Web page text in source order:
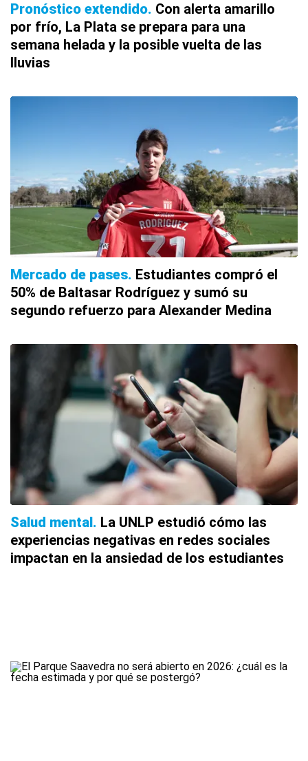
Pronóstico extendido Con alerta amarillo
por frío, La Plata se prepara para una
semana helada y la posible vuelta de las
lluvias
Mercado de pases Estudiantes compró el
50% de Baltasar Rodríguez y sumó su
segundo refuerzo para Alexander Medina
Salud mental La UNLP estudió cómo las
experiencias negativas en redes sociales
impactan en la ansiedad de los estudiantes